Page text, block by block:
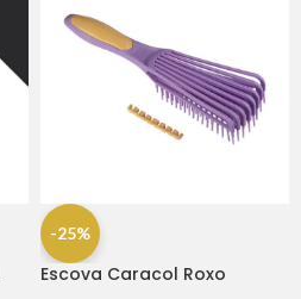
-25%
Escova Caracol Roxo